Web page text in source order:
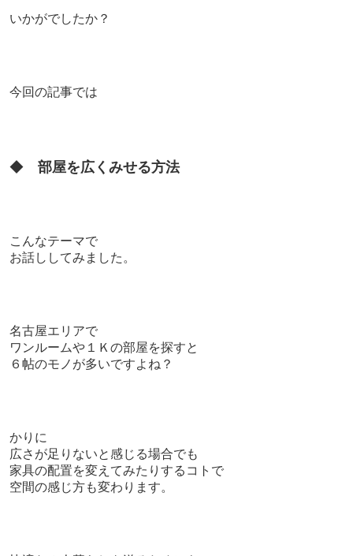
いかがでしたか？
今回の記事では
◆ 部屋を広くみせる方法
こんなテーマで
お話ししてみました。
名古屋エリアで
ワンルームや１Ｋの部屋を探すと
６帖のモノが多いですよね？
かりに
広さが足りないと感じる場合でも
家具の配置を変えてみたりするコトで
空間の感じ方も変わります。